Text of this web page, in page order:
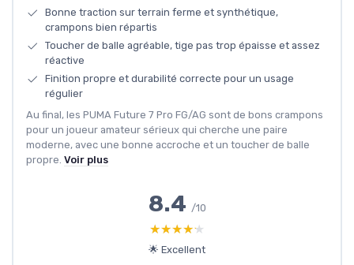
Bonne traction sur terrain ferme et synthétique,
crampons bien répartis
Toucher de balle agréable, tige pas trop épaisse et assez
réactive
Finition propre et durabilité correcte pour un usage
régulier
Au final, les PUMA Future 7 Pro FG/AG sont de bons crampons
pour un joueur amateur sérieux qui cherche une paire
moderne, avec une bonne accroche et un toucher de balle
propre. Voir plus
8.4 /10
★★★★★
★★★★★
🌟 Excellent